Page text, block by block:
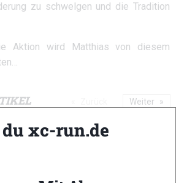
zu schwelgen und die Tradition
Aktion wird Matthias von diesem
Weiter
xc-run.de